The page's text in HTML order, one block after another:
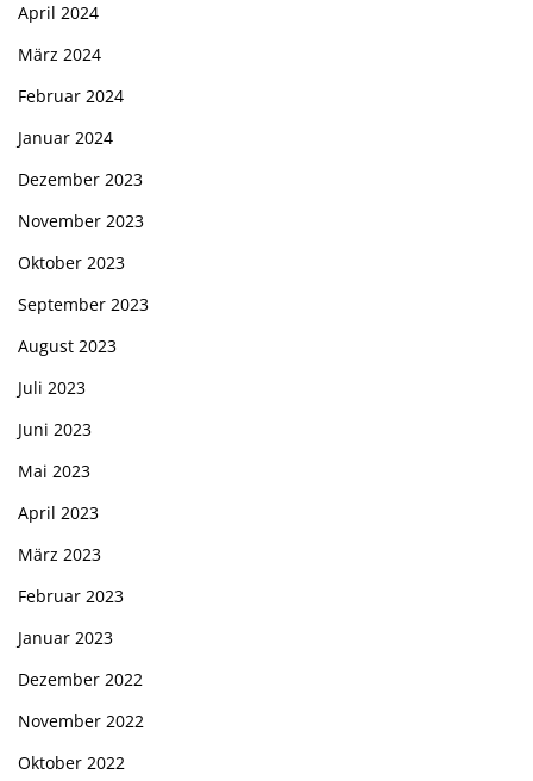
April 2024
März 2024
Februar 2024
Januar 2024
Dezember 2023
November 2023
Oktober 2023
September 2023
August 2023
Juli 2023
Juni 2023
Mai 2023
April 2023
März 2023
Februar 2023
Januar 2023
Dezember 2022
November 2022
Oktober 2022